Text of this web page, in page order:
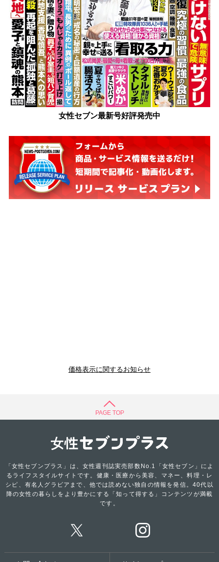
女性セブン最新号好評発売中
価格表示に関するお知らせ
PAGE TOP
「女性セブンプラス」は、女性週刊誌実売部数No.1「女性セブン」によ
るライフスタイルサイトです。健康・医療から美容、マネー、料理・レ
シピ、有名人グラビアまで、他では読めない独自の情報を発信。40代以
降の女性の暮らしをより豊かにする「知って得する」コンテンツが満載
です。